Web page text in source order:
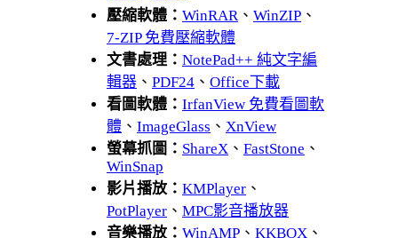
壓縮軟體： WinRAR、 WinZIP 、
7-ZIP 免費壓縮軟體
文書處理： NotePad++ 純文字編
輯器 、 PDF24 、 Office下載
看圖軟體： IrfanView 免費看圖軟
體 、 ImageGlass 、 XnView
螢幕抓圖： ShareX 、 FastStone 、
WinSnap
影片播放： KMPlayer 、
PotPlayer 、 MPC影音播放器
音樂播放： WinAMP 、 KKBOX 、